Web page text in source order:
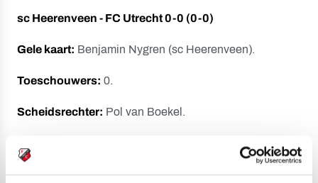
sc Heerenveen - FC Utrecht 0-0 (0-0)
Gele kaart: Benjamin Nygren (sc Heerenveen).
Toeschouwers: 0.
Scheidsrechter: Pol van Boekel.
Erwin Mulder; Sherel Floranus (56. Joey Veerman), Jan